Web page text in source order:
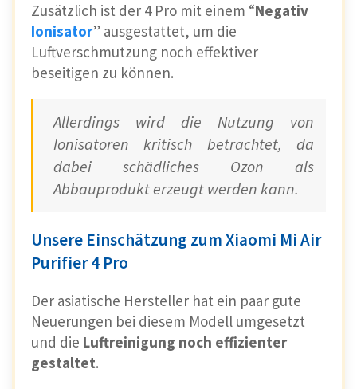
Zusätzlich ist der 4 Pro mit einem “Negativ
Ionisator” ausgestattet, um die
Luftverschmutzung noch effektiver
beseitigen zu können.
Allerdings wird die Nutzung von
Ionisatoren kritisch betrachtet, da
dabei schädliches Ozon als
Abbauprodukt erzeugt werden kann.
Unsere Einschätzung zum Xiaomi Mi Air
Purifier 4 Pro
Der asiatische Hersteller hat ein paar gute
Neuerungen bei diesem Modell umgesetzt
und die Luftreinigung noch effizienter
gestaltet.